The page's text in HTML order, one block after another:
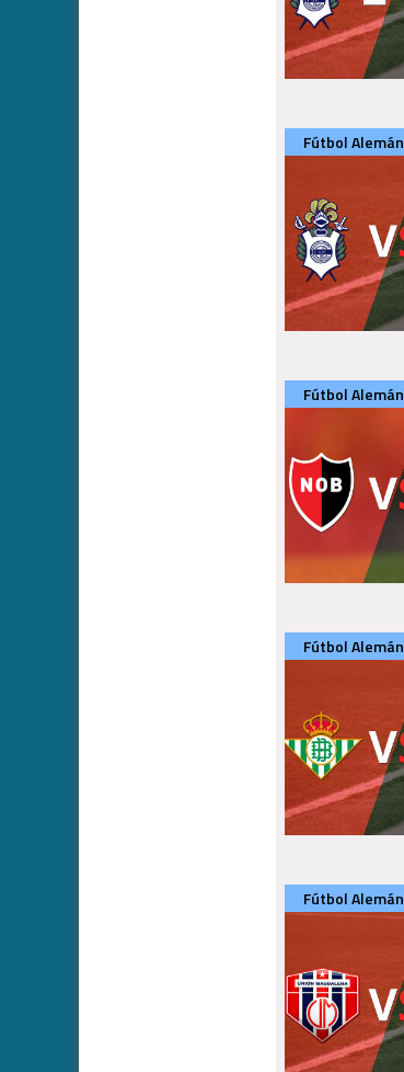
Fútbol Alemán
Fútbol Alemán
Fútbol Alemán
Fútbol Alemán